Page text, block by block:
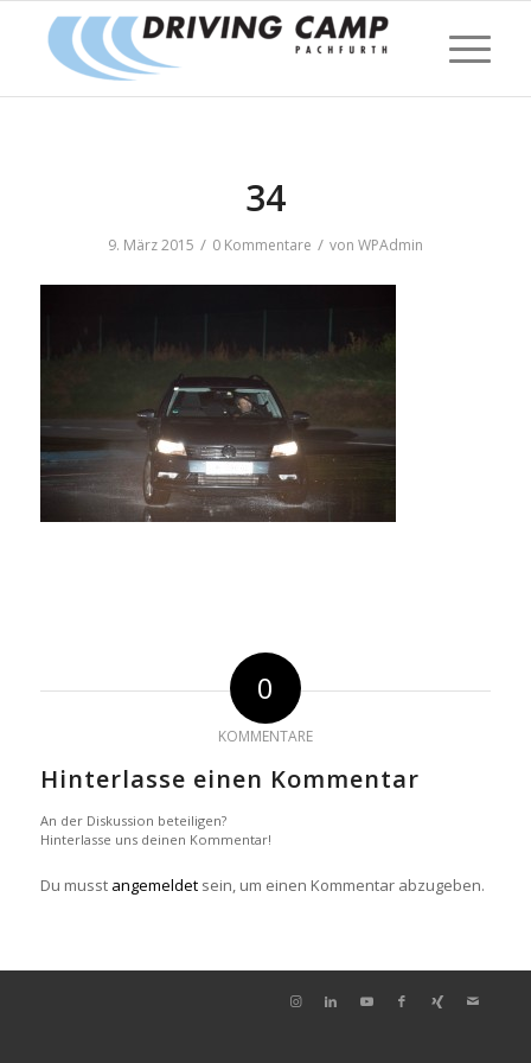
34
9. März 2015 / 0 Kommentare / von WPAdmin
0
KOMMENTARE
Hinterlasse einen Kommentar
An der Diskussion beteiligen?
Hinterlasse uns deinen Kommentar!
Du musst angemeldetsein, um einen Kommentar abzugeben.